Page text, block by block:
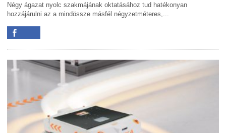
Négy ágazat nyolc szakmájának oktatásához tud hatékonyan
hozzájárulni az a mindössze másfél négyzetméteres,...